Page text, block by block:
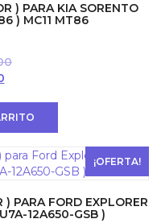
) PARA KIA SORENTO
) MC11 MT86
El
$ 700.
¡OFERTA!
PARA FORD EXPLORER
12A650-GSB )